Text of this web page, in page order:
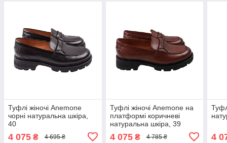
Туфлі жіночі Anemone
чорні натуральна шкіра,
40
4 075 ₴ 4 695 ₴
Туфлі жіночі Anemone на
платформі коричневі
натуральна шкіра, 39
4 075₴ 4 785 ₴ 4